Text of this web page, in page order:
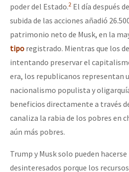
poder del Estado.2 El día después
subida de las acciones añadió
patrimonio neto de Musk, en la
tipo registrado. Mientras que los
intentando preservar el
era, los republicanos representan
nacionalismo populista y
beneficios directamente a través
canaliza la rabia de los pobres en
aún más pobres.
Trump y Musk solo pueden
desinteresados porque los